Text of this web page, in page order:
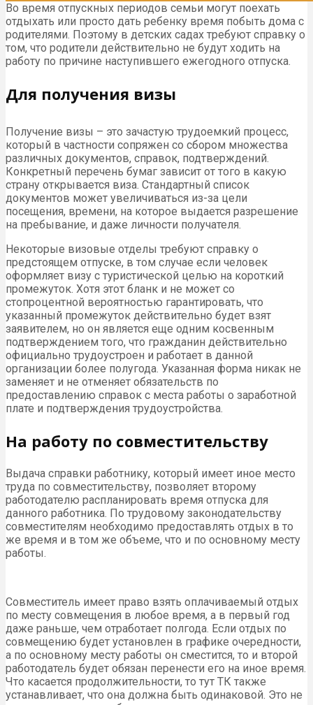
Во время отпускных периодов семьи могут поехать
отдыхать или просто дать ребенку время побыть дома с
родителями. Поэтому в детских садах требуют справку о
том, что родители действительно не будут ходить на
работу по причине наступившего ежегодного отпуска.
Для получения визы
Получение визы – это зачастую трудоемкий процесс,
который в частности сопряжен со сбором множества
различных документов, справок, подтверждений.
Конкретный перечень бумаг зависит от того в какую
страну открывается виза. Стандартный список
документов может увеличиваться из-за цели
посещения, времени, на которое выдается разрешение
на пребывание, и даже личности получателя.
Некоторые визовые отделы требуют справку о
предстоящем отпуске, в том случае если человек
оформляет визу с туристической целью на короткий
промежуток. Хотя этот бланк и не может со
стопроцентной вероятностью гарантировать, что
указанный промежуток действительно будет взят
заявителем, но он является еще одним косвенным
подтверждением того, что гражданин действительно
официально трудоустроен и работает в данной
организации более полугода. Указанная форма никак не
заменяет и не отменяет обязательств по
предоставлению справок с места работы о заработной
плате и подтверждения трудоустройства.
На работу по совместительству
Выдача справки работнику, который имеет иное место
труда по совместительству, позволяет второму
работодателю распланировать время отпуска для
данного работника. По трудовому законодательству
совместителям необходимо предоставлять отдых в то
же время и в том же объеме, что и по основному месту
работы.
Совместитель имеет право взять оплачиваемый отдых
по месту совмещения в любое время, а в первый год
даже раньше, чем отработает полгода. Если отдых по
совмещению будет установлен в графике очередности,
а по основному месту работы он сместится, то и второй
работодатель будет обязан перенести его на иное время.
Что касается продолжительности, то тут ТК также
устанавливает, что она должна быть одинаковой. Это не